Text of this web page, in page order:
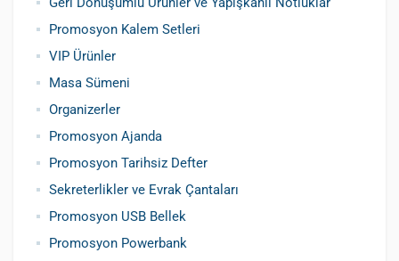
Promosyon Kalem Setleri
VIP Ürünler
Masa Sümeni
Organizerler
Promosyon Ajanda
Promosyon Tarihsiz Defter
Sekreterlikler ve Evrak Çantaları
Promosyon USB Bellek
Promosyon Powerbank